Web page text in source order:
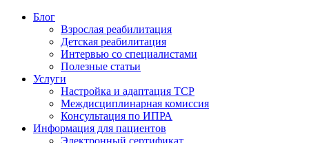
Блог
Взрослая реабилитация
Детская реабилитация
Интервью со специалистами
Полезные статьи
Услуги
Настройка и адаптация ТСР
Междисциплинарная комиссия
Консультация по ИПРА
Информация для пациентов
Электронный сертификат